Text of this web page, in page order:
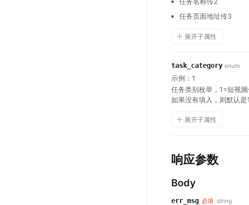
任务页面地址传3
展开子属性
task_category enum
示例：1
任务类别枚举，1=短视频
如果没有填入，则默认是
展开子属性
响应参数
Body
err_msg 必填 string